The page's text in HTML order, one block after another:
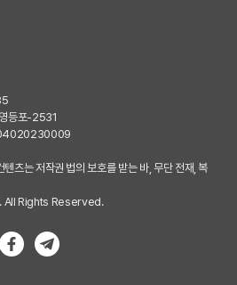
등포-2531
츠는 저작권 법의 보호를 받는 바, 무단 전재, 복
All Rights Reserved.